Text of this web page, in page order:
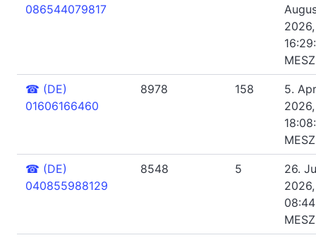
086544079817
2026,
MESZ
☎ (DE)
01606166460
8978 158
5.
2026,
MESZ
☎ (DE)
040855988129
8548 5
26.
2026,
MESZ